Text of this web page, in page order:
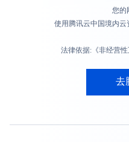
您的
使用腾讯云中国境内
法律依据:《非经营
去